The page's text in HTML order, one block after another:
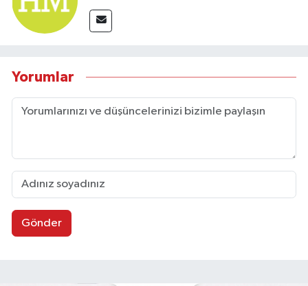
Yorumlar
Gönder